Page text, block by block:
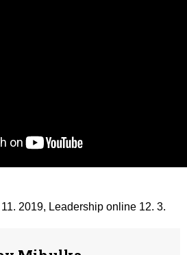
2019, Leadership online 12. 3.